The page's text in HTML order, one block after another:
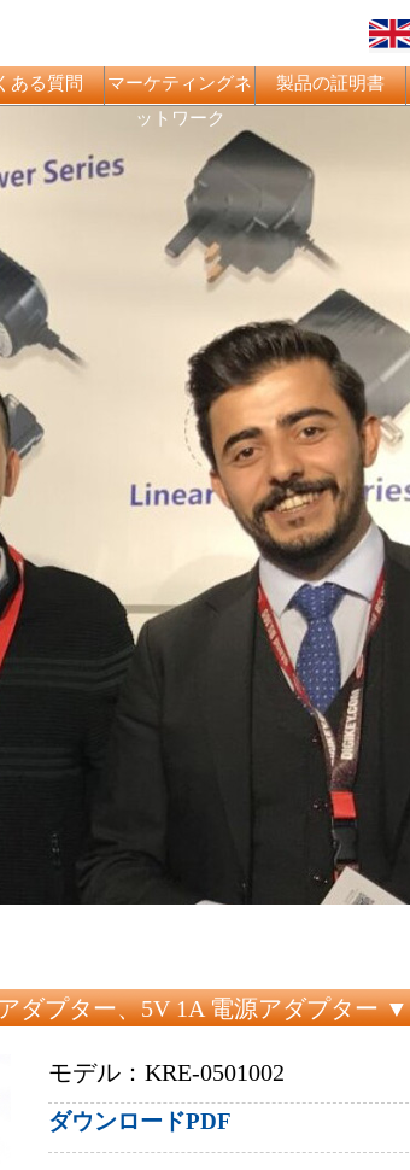
ある質問
マーケティングネ
ットワーク
製品の証明書
ダプター、5V 1A 電源アダプター ▼
モデル：KRE-0501002
ダウンロードPDF